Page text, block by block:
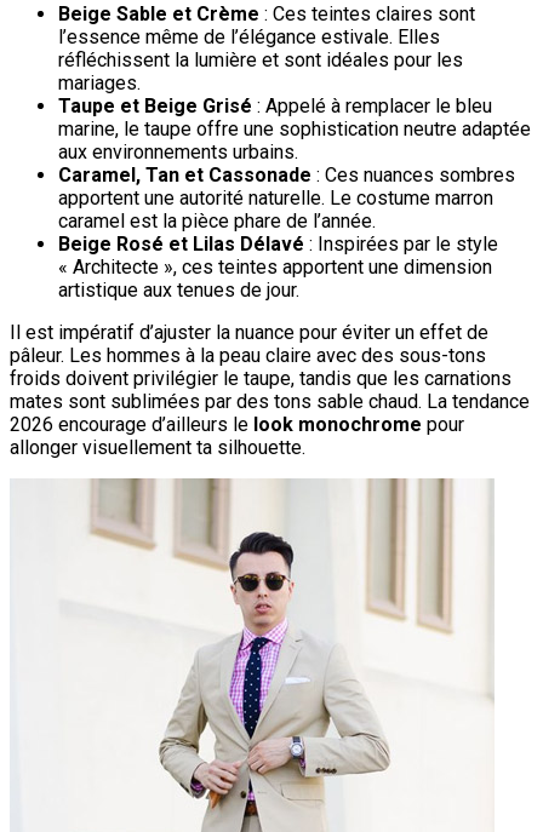
Beige Sable et Crème : Ces teintes claires sont
l’essence même de l’élégance estivale. Elles
réfléchissent la lumière et sont idéales pour les
mariages.
Taupe et Beige Grisé : Appelé à remplacer le bleu
marine, le taupe offre une sophistication neutre adaptée
aux environnements urbains.
Caramel, Tan et Cassonade : Ces nuances sombres
apportent une autorité naturelle. Le costume marron
caramel est la pièce phare de l’année.
Beige Rosé et Lilas Délavé : Inspirées par le style
« Architecte », ces teintes apportent une dimension
artistique aux tenues de jour.
Il est impératif d’ajuster la nuance pour éviter un effet de
pâleur. Les hommes à la peau claire avec des sous-tons
froids doivent privilégier le taupe, tandis que les carnations
mates sont sublimées par des tons sable chaud. La tendance
2026 encourage d’ailleurs le look monochrome pour
allonger visuellement ta silhouette.